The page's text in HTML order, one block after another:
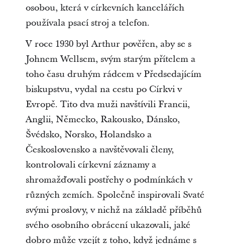
osobou, která v církevních kancelářích
používala psací stroj a telefon.
V roce 1930 byl Arthur pověřen, aby se s
Johnem Wellsem, svým starým přítelem a
toho času druhým rádcem v Předsedajícím
biskupstvu, vydal na cestu po Církvi v
Evropě. Tito dva muži navštívili Francii,
Anglii, Německo, Rakousko, Dánsko,
Švédsko, Norsko, Holandsko a
Československo a navštěvovali členy,
kontrolovali církevní záznamy a
shromažďovali postřehy o podmínkách v
různých zemích. Společně inspirovali Svaté
svými proslovy, v nichž na základě příběhů
svého osobního obrácení ukazovali, jaké
dobro může vzejít z toho, když jednáme s